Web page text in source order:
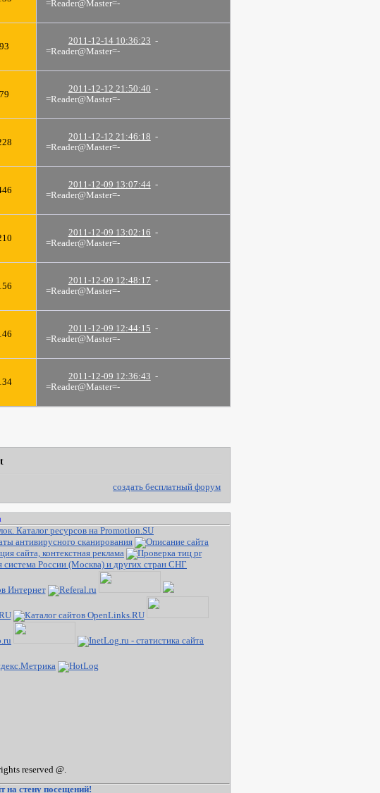
=Reader@Master=-
93
2011-12-14 10:36:23 -
=Reader@Master=-
79
2011-12-12 21:50:40 -
=Reader@Master=-
2011-12-12 21:46:18 -
=Reader@Master=-
2011-12-09 13:07:44 -
=Reader@Master=-
2011-12-09 13:02:16 -
=Reader@Master=-
2011-12-09 12:48:17 -
=Reader@Master=-
2011-12-09 12:44:15 -
=Reader@Master=-
2011-12-09 12:36:43 -
=Reader@Master=-
создать бесплатный форум
reserved @.
на стену посещений!